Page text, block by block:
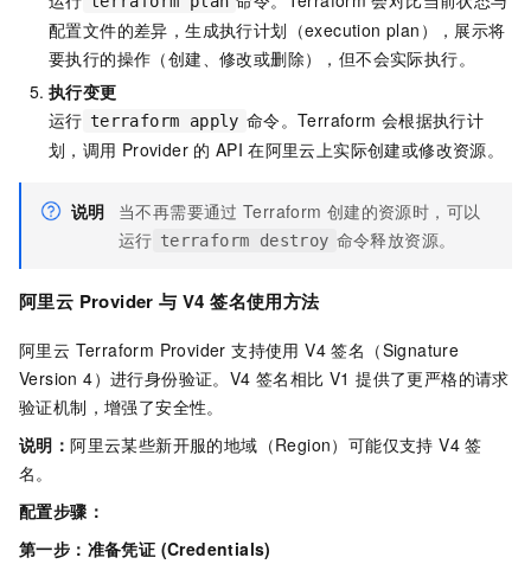
配置文件的差异，生成执行计划（execution plan），展示将
要执行的操作（创建、修改或删除），但不会实际执行。
执行变更
运行 terraform apply 命令。Terraform 会根据执行计
划，调用 Provider 的 API 在阿里云上实际创建或修改资源。
说明 当不再需要通过 Terraform 创建的资源时，可以
运行 terraform destroy 命令释放资源。
阿里云 Provider 与 V4 签名使用方法
阿里云 Terraform Provider 支持使用 V4 签名（Signature
Version 4）进行身份验证。V4 签名相比 V1 提供了更严格的请求
验证机制，增强了安全性。
说明：阿里云某些新开服的地域（Region）可能仅支持 V4 签
名。
配置步骤：
第一步：准备凭证 (Credentials)